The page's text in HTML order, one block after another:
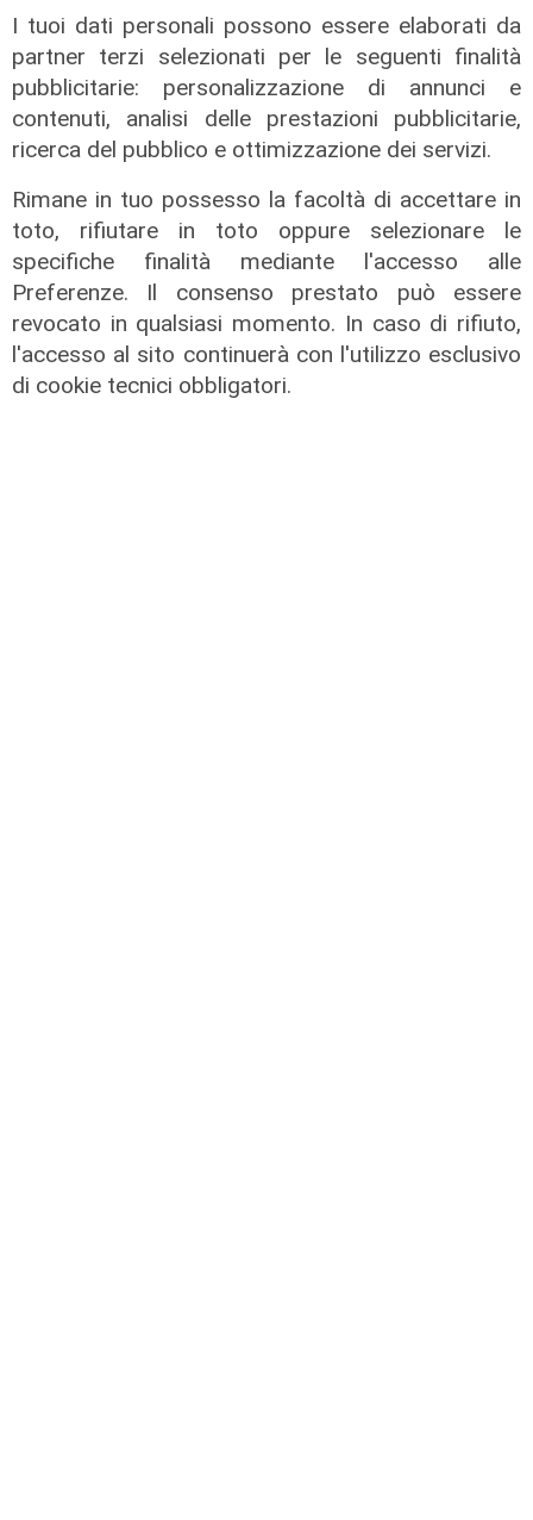
I tuoi dati personali possono essere elaborati da
partner terzi selezionati per le seguenti finalità
pubblicitarie: personalizzazione di annunci e
contenuti, analisi delle prestazioni pubblicitarie,
ricerca del pubblico e ottimizzazione dei servizi.
Rimane in tuo possesso la facoltà di accettare in
toto, rifiutare in toto oppure selezionare le
specifiche finalità mediante l'accesso alle
Preferenze. Il consenso prestato può essere
revocato in qualsiasi momento. In caso di rifiuto,
l'accesso al sito continuerà con l'utilizzo esclusivo
di cookie tecnici obbligatori.
regolamento non nasce per ostacolare le reti di
nuova generazione, bensì per introdurre criteri
di maggiore responsabilità e controllo.
Negli ultimi anni il tema delle antenne aveva
alimentato numerose discussioni in diversi
quartieri cittadini. ASampierdarenale proteste
avevano accompagnato la vicenda di un
impianto installato sul Promontorio e
successivamente rimosso, mentre nel Levante
aveva suscitato preoccupazione l'ipotesi di
collocare una stazione radio sopra un edificio
scolastico a breve distanza dall'ospedale